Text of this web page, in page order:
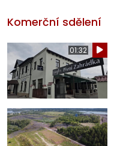
Komerční sdělení
01:32